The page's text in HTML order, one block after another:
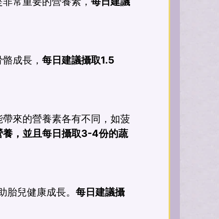
成長， 每日建議攝取1.5
來的營養素各有不同，如菠
養，並且每日攝取3-4份的蔬
兒健康成長。 每日建議攝